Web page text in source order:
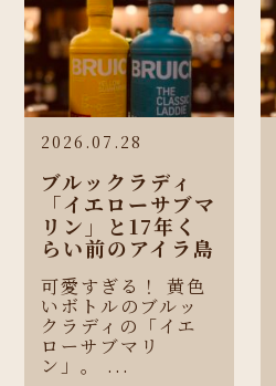
2026.07.28
ブルックラディ
「イエローサブマ
リン」と17年く
らい前のアイラ島
可愛すぎる！ 黄色
いボトルのブルッ
クラディの「イエ
ローサブマリ
ン」。 ...